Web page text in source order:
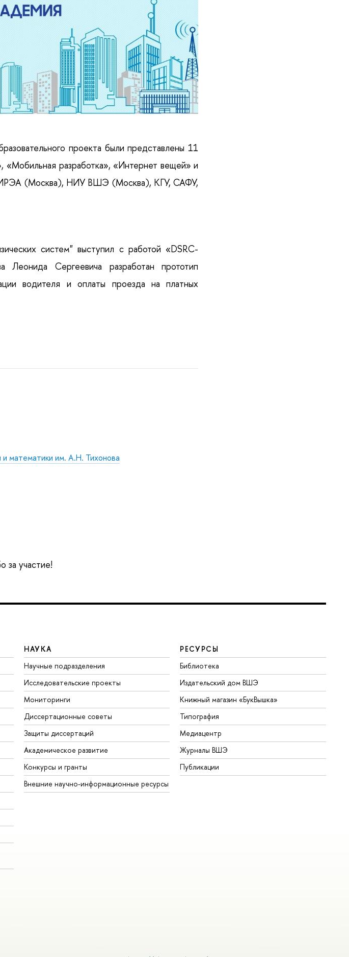
проекта были представлены 11
«Мобильная разработка», «Интернет вещей» и
(Москва), НИУ ВШЭ (Москва), КГУ, САФУ,
систем" выступил с работой «DSRC-
Леонида Сергеевича разработан прототип
водителя и оплаты проезда на платных
и математики им. А.Н. Тихонова
за участие!
НАУКА
Научные подразделения
Исследовательские проекты
Мониторинги
Диссертационные советы
Защиты диссертаций
Академическое развитие
Конкурсы и гранты
Внешние научно-информационные ресурсы
РЕСУРСЫ
Библиотека
Издательский дом ВШЭ
Книжный магазин «БукВышка»
Типография
Медиацентр
Журналы ВШЭ
Публикации